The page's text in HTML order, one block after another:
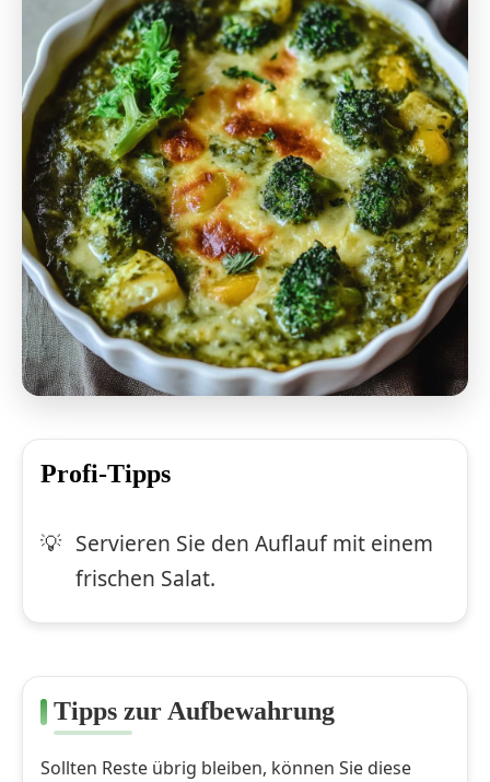
Profi-Tipps
Servieren Sie den Auflauf mit einem
frischen Salat.
Tipps zur Aufbewahrung
Sollten Reste übrig bleiben, können Sie diese